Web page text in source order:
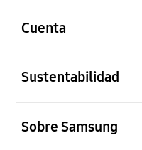
Cuenta
Sustentabilidad
Sobre Samsung